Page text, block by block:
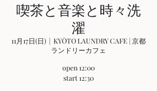
喫茶と音楽と時々洗
濯
11月17日(日)
  |
KYŌTO LAUNDRY CAFE | 京都
ランドリーカフェ
open 12:00
start 12:30